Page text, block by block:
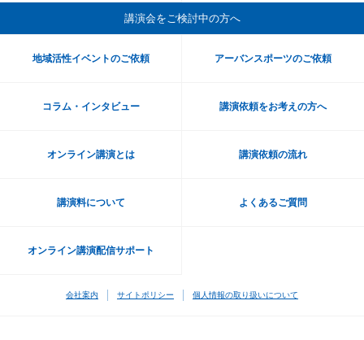
講演会をご検討中の方へ
地域活性イベントのご依頼 アーバンスポーツのご依頼
コラム・インタビュー 講演依頼をお考えの方へ
オンライン講演とは 講演依頼の流れ
講演料について よくあるご質問
オンライン講演配信サポート
会社案内 サイトポリシー 個人情報の取り扱いについて